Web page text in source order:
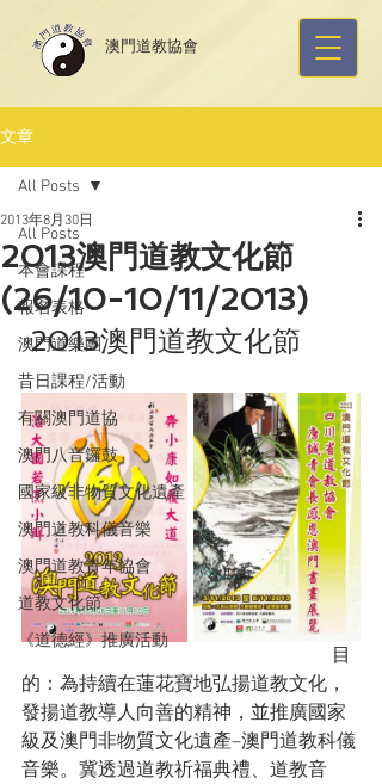
​澳門道教協會
文章
All Posts
本會課程
報名表格
澳門道樂團
昔日課程/活動
有關澳門道協
澳門八音鑼鼓
國家級非物質文化遺產
澳門道教科儀音樂
澳門道教青年協會
道教文化節
《道德經》推廣活動
All Posts
2013澳門道教文化節
(26/10-10/11/2013)
2013年8月30日
2013澳門道教文化節
的：為持續在蓮花寶地弘揚道教文化，
發揚道教導人向善的精神，並推廣國家
級及澳門非物質文化遺產–澳門道教科儀
音樂。冀透過道教祈福典禮、道教音